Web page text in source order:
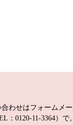
わせはフォームメ
： 0120-11-3364）で。